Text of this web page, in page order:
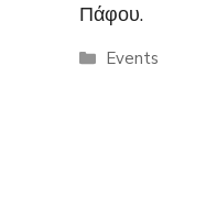
Πάφου.
Categories
Events